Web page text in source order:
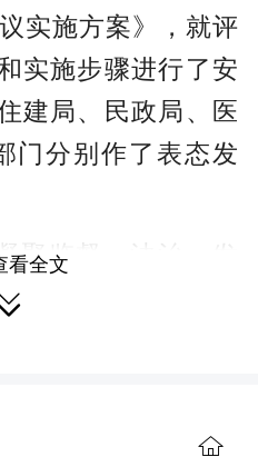
实施方案》，就评
实施步骤进行了安
建局、民政局、医
门分别作了表态发
聚监督、法治、发
作评议是增强人大
看全文